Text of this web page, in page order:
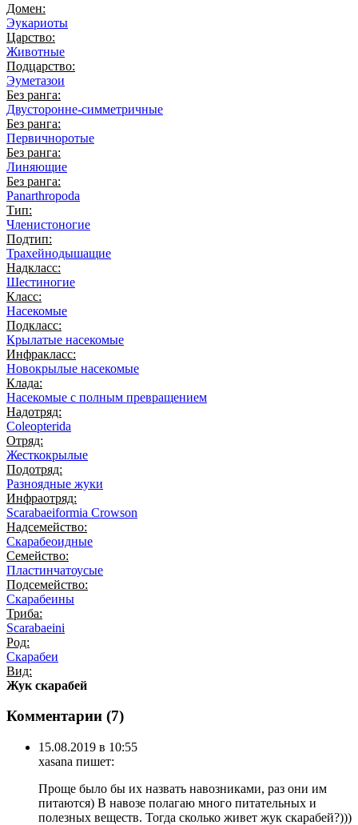
Домен:
Эукариоты
Царство:
Животные
Подцарство:
Эуметазои
Без ранга:
Двусторонне-симметричные
Без ранга:
Первичноротые
Без ранга:
Линяющие
Без ранга:
Panarthropoda
Тип:
Членистоногие
Подтип:
Трахейнодышащие
Надкласс:
Шестиногие
Класс:
Насекомые
Подкласс:
Крылатые насекомые
Инфракласс:
Новокрылые насекомые
Клада:
Насекомые с полным превращением
Надотряд:
Coleopterida
Отряд:
Жесткокрылые
Подотряд:
Разноядные жуки
Инфраотряд:
Scarabaeiformia Crowson
Надсемейство:
Скарабеоидные
Семейство:
Пластинчатоусые
Подсемейство:
Скарабеины
Триба:
Scarabaeini
Род:
Скарабеи
Вид:
Жук скарабей
Комментарии (7)
15.08.2019 в 10:55
xasana пишет:
Проще было бы их назвать навозниками, раз они им
питаются) В навозе полагаю много питательных и
полезных веществ. Тогда сколько живет жук скарабей?)))